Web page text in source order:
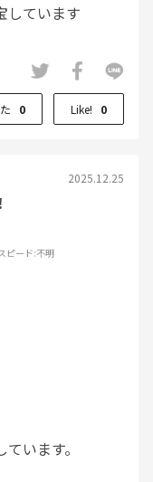
しています
0 Like! 0
2025.12.25
ピード:不明
います。